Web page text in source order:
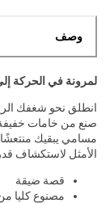
وصف
لمرونة في الحركة
انطلق نحو شغفك
صنع من خامات خفيفة
مسامي يبقيك منتعشًا.
الأمثل لاستكشاف
قصة ضيقة
مصنوع كليا